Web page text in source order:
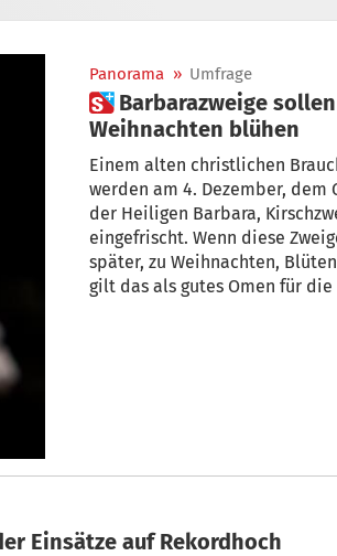
Panorama » Umfrage
 Barbarazweige sollen zu
Weihnachten blühen
Einem alten christlichen
werden am 4. Dezember, dem
der Heiligen Barbara,
eingefrischt. Wenn diese
später, zu Weihnachten,
gilt das als gutes Omen für die
Einsätze auf Rekordhoch